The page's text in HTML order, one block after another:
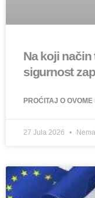
Na koji
sigurnost
PROĆITAJ O OVOME
27 Jula 2026